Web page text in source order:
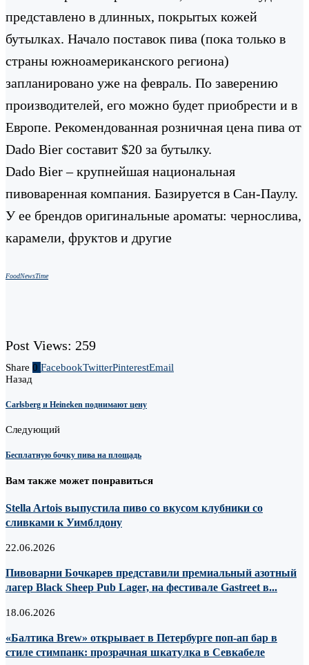
представлено в длинных, покрытых кожей
бутылках. Начало поставок пива (пока только в
страны южноамериканского региона)
запланировано уже на февраль. По заверению
производителей, его можно будет приобрести и в
Европе. Рекомендованная розничная цена пива от
Dado Bier составит $20 за бутылку.
Dado Bier – крупнейшая национальная
пивоваренная компания. Базируется в Сан-Паулу.
У ее брендов оригинальные ароматы: чернослива,
карамели, фруктов и другие
FoodNewsTime
Post Views: 259
Share 0 FacebookTwitterPinterestEmail
Назад
Carlsberg и Heineken поднимают цену
Следующий
Бесплатную бочку пива на площадь
Вам также может понравиться
Stella Artois выпустила пиво со вкусом клубники со
сливками к Уимблдону
22.06.2026
Пивоварни Бочкарев представили премиальный азотный
лагер Black Sheep Pub Lager, на фестивале Gastreet в...
18.06.2026
«Балтика Brew» открывает в Петербурге поп-ап бар в
стиле стимпанк: прозрачная шкатулка в Севкабеле